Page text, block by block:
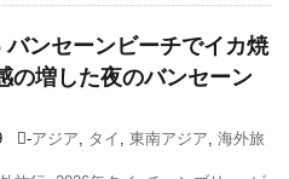
バンセーンビーチでイカ焼
の増した夜のバンセーン
-アジア, タイ , 東南アジア, 海外旅